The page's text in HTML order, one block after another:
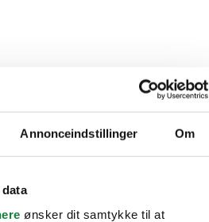
Annonceindstillinger Om
ønsker dit samtykke til at